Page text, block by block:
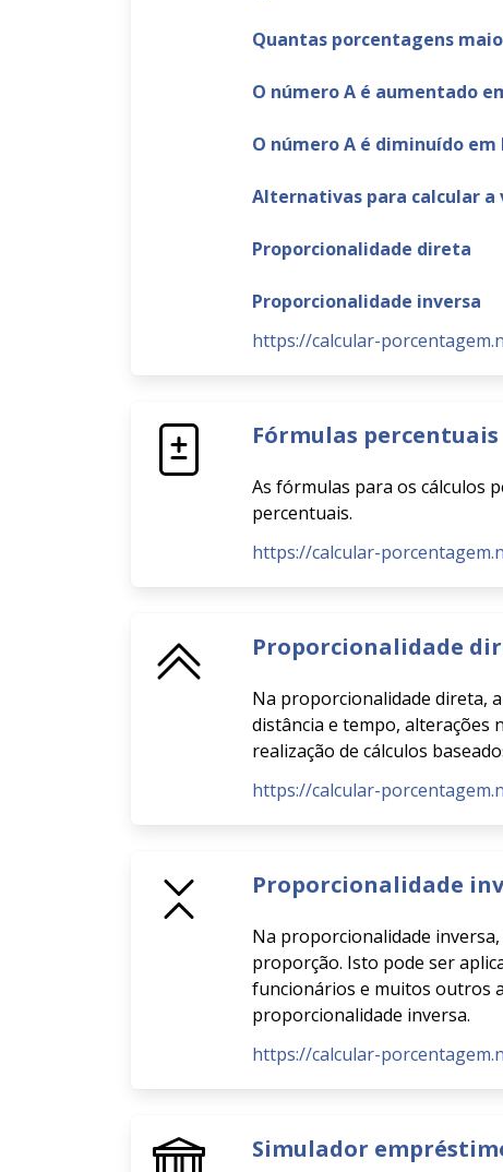
Quantas porcentagens
O número A é aumentado
O número A é diminuído em
Alternativas para calcular a
Proporcionalidade direta
Proporcionalidade inversa
https://calcular-
Fórmulas percentuais
As fórmulas para os cálculos
percentuais.
https://calcular-
Proporcionalidade
Na proporcionalidade direta,
distância e tempo, alterações
realização de cálculos
https://calcular-
Proporcionalidade
Na proporcionalidade
proporção. Isto pode ser
funcionários e muitos outros
proporcionalidade inversa.
https://calcular-
Simulador